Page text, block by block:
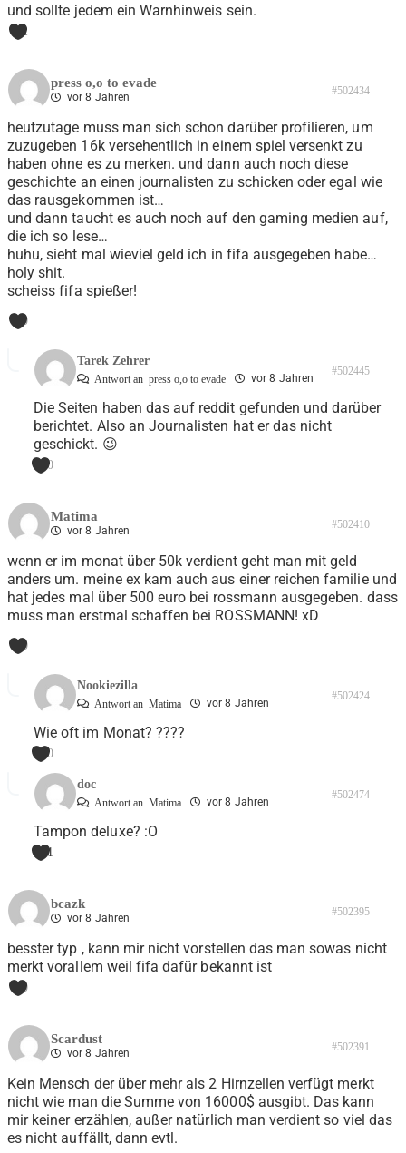
und sollte jedem ein Warnhinweis sein.
1
press o,o to evade
vor 8 Jahren #502434
heutzutage muss man sich schon darüber profilieren, um
zuzugeben 16k versehentlich in einem spiel versenkt zu
haben ohne es zu merken. und dann auch noch diese
geschichte an einen journalisten zu schicken oder egal wie
das rausgekommen ist…
und dann taucht es auch noch auf den gaming medien auf,
die ich so lese…
huhu, sieht mal wieviel geld ich in fifa ausgegeben habe…
holy shit.
scheiss fifa spießer!
0
Tarek Zehrer
Antwort an press o,o to evade vor 8 Jahren
#502445
Die Seiten haben das auf reddit gefunden und darüber
berichtet. Also an Journalisten hat er das nicht
geschickt. 😉
0
Matima
vor 8 Jahren #502410
wenn er im monat über 50k verdient geht man mit geld
anders um. meine ex kam auch aus einer reichen familie und
hat jedes mal über 500 euro bei rossmann ausgegeben. dass
muss man erstmal schaffen bei ROSSMANN! xD
0
Nookiezilla
Antwort an Matima vor 8 Jahren
#502424
Wie oft im Monat? ????
0
doc
Antwort an Matima vor 8 Jahren
#502474
Tampon deluxe? :O
1
bcazk
vor 8 Jahren #502395
besster typ , kann mir nicht vorstellen das man sowas nicht
merkt vorallem weil fifa dafür bekannt ist
0
Scardust
vor 8 Jahren #502391
Kein Mensch der über mehr als 2 Hirnzellen verfügt merkt
nicht wie man die Summe von 16000$ ausgibt. Das kann
mir keiner erzählen, außer natürlich man verdient so viel das
es nicht auffällt, dann evtl.